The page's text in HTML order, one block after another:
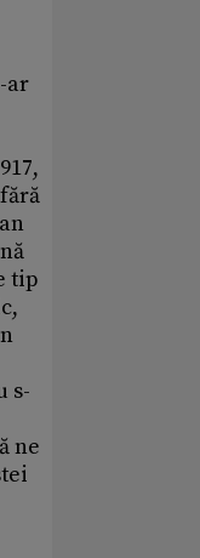
ar
tip
s-
ne